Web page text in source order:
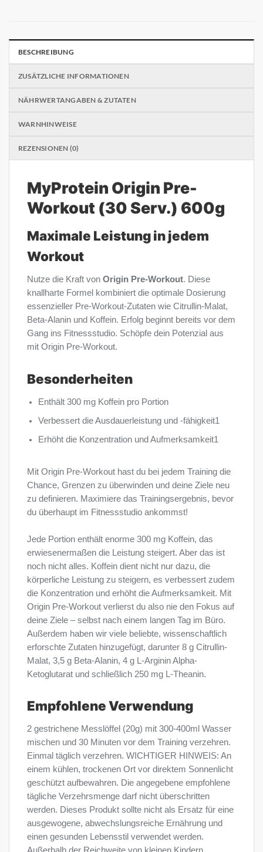
BESCHREIBUNG
ZUSÄTZLICHE INFORMATIONEN
NÄHRWERTANGABEN & ZUTATEN
WARNHINWEISE
REZENSIONEN (0)
MyProtein Origin Pre-
Workout (30 Serv.) 600g
Maximale Leistung in jedem
Workout
Nutze die Kraft von Origin Pre-Workout. Diese
knallharte Formel kombiniert die optimale Dosierung
essenzieller Pre-Workout-Zutaten wie Citrullin-Malat,
Beta-Alanin und Koffein. Erfolg beginnt bereits vor dem
Gang ins Fitnessstudio. Schöpfe dein Potenzial aus
mit Origin Pre-Workout.
Besonderheiten
Enthält 300 mg Koffein pro Portion
Verbessert die Ausdauerleistung und -fähigkeit1
Erhöht die Konzentration und Aufmerksamkeit1
Mit Origin Pre-Workout hast du bei jedem Training die
Chance, Grenzen zu überwinden und deine Ziele neu
zu definieren. Maximiere das Trainingsergebnis, bevor
du überhaupt im Fitnessstudio ankommst!
Jede Portion enthält enorme 300 mg Koffein, das
erwiesenermaßen die Leistung steigert. Aber das ist
noch nicht alles. Koffein dient nicht nur dazu, die
körperliche Leistung zu steigern, es verbessert zudem
die Konzentration und erhöht die Aufmerksamkeit. Mit
Origin Pre-Workout verlierst du also nie den Fokus auf
deine Ziele – selbst nach einem langen Tag im Büro.
Außerdem haben wir viele beliebte, wissenschaftlich
erforschte Zutaten hinzugefügt, darunter 8 g Citrullin-
Malat, 3,5 g Beta-Alanin, 4 g L-Arginin Alpha-
Ketoglutarat und schließlich 250 mg L-Theanin.
Empfohlene Verwendung
2 gestrichene Messlöffel (20g) mit 300-400ml Wasser
mischen und 30 Minuten vor dem Training verzehren.
Einmal täglich verzehren. WICHTIGER HINWEIS: An
einem kühlen, trockenen Ort vor direktem Sonnenlicht
geschützt aufbewahren. Die angegebene empfohlene
tägliche Verzehrsmenge darf nicht überschritten
werden. Dieses Produkt sollte nicht als Ersatz für eine
ausgewogene, abwechslungsreiche Ernährung und
einen gesunden Lebensstil verwendet werden.